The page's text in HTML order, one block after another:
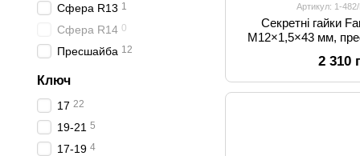
Артикул: 1-
Секретні гайки
M12×1,5×43 мм,
Peugeot, Toyota,
2 310
Сфера R13 1
Сфера R14 0
Пресшайба 12
Ключ
17 22
19-21 5
17-19 4